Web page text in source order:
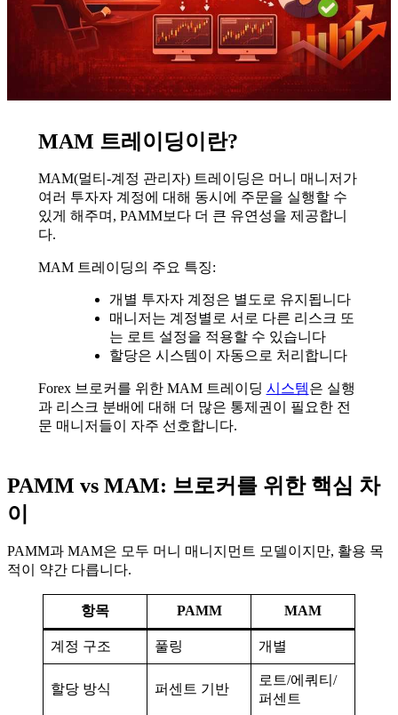
MAM 트레이딩이란?
MAM(멀티-계정 관리자) 트레이딩은 머니 매니저가
여러 투자자 계정에 대해 동시에 주문을 실행할 수
있게 해주며, PAMM보다 더 큰 유연성을 제공합니
다.
MAM 트레이딩의 주요 특징:
개별 투자자 계정은 별도로 유지됩니다
매니저는 계정별로 서로 다른 리스크 또
는 로트 설정을 적용할 수 있습니다
할당은 시스템이 자동으로 처리합니다
Forex 브로커를 위한 MAM 트레이딩 시스템은 실행
과 리스크 분배에 대해 더 많은 통제권이 필요한 전
문 매니저들이 자주 선호합니다.
PAMM vs MAM: 브로커를 위한 핵심 차
이
PAMM과 MAM은 모두 머니 매니지먼트 모델이지만, 활용 목
적이 약간 다릅니다.
항목 PAMM MAM
계정 구조 풀링 개별
할당 방식 퍼센트 기반
로트/에쿼티/
퍼센트